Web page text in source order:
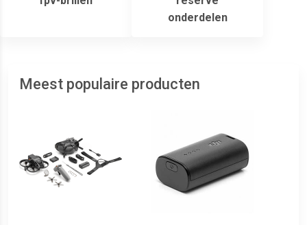
onderdelen
Meest populaire producten